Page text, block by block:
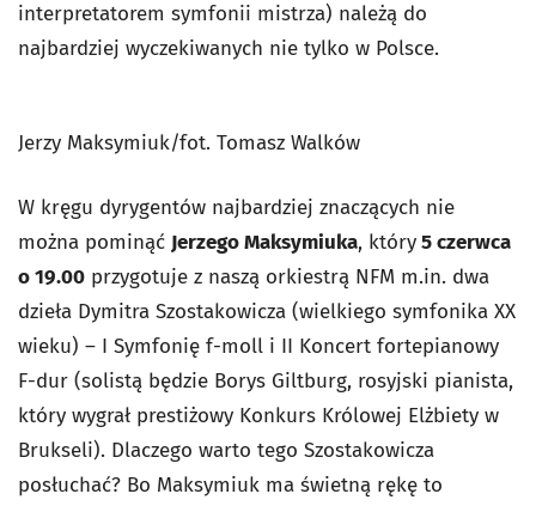
interpretatorem symfonii mistrza) należą do
najbardziej wyczekiwanych nie tylko w Polsce.
Jerzy Maksymiuk/fot. Tomasz Walków
W kręgu dyrygentów najbardziej znaczących nie
można pominąć Jerzego Maksymiuka, który5 czerwca
o 19.00 przygotuje z naszą orkiestrą NFM m.in. dwa
dzieła Dymitra Szostakowicza (wielkiego symfonika XX
wieku) – I Symfonię f-moll i II Koncert fortepianowy
F-dur (solistą będzie Borys Giltburg, rosyjski pianista,
który wygrał prestiżowy Konkurs Królowej Elżbiety w
Brukseli). Dlaczego warto tego Szostakowicza
posłuchać? Bo Maksymiuk ma świetną rękę to